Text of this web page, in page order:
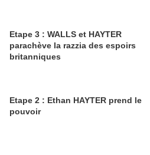
Etape 3 : WALLS et HAYTER
parachève la razzia des espoirs
britanniques
Etape 2 : Ethan HAYTER prend le
pouvoir